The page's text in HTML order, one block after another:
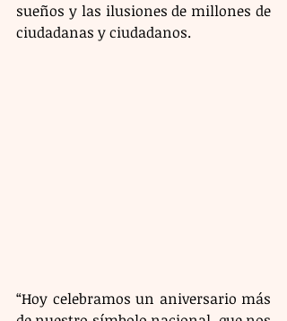
sueños y las ilusiones de millones de
ciudadanas y ciudadanos.
“Hoy celebramos un aniversario más